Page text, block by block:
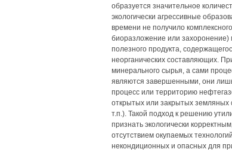
образуется значительное
экологически агрессивные
времени не получило
биоразложение или захоронение)
полезного продукта,
неорганических составляющих.
минерального сырья, а сами
являются завершенными, они лишь
процесс или территорию
открытых или закрытых земляных
т.п.). Такой подход к решению
признать экологически
отсутствием окупаемых
некондиционных и опасных для